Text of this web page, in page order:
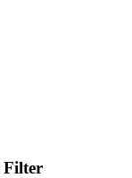
Filter